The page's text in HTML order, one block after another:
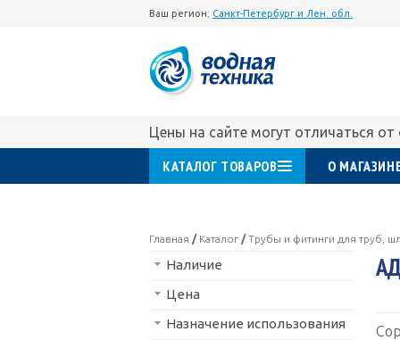
Ваш регион: Санкт-Петербург и Лен. обл.
Цены на сайте могут отличаться
КАТАЛОГ ТОВАРОВ О
Главная / Каталог /Трубы и фитинги для труб,
Наличие
Цена
Назначение использования